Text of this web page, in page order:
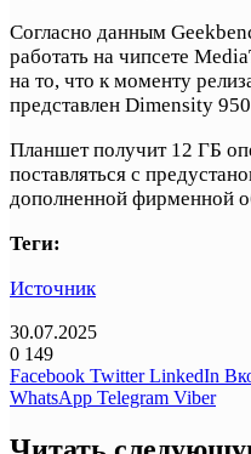
Согласно данным
работать на чипсете
на то, что к моменту
представлен Dimensity
Планшет получит 12 ГБ
поставляться с
дополненной фирменной
Теги:
Источник
30.07.2025
0 149
Facebook Twitter LinkedIn
WhatsApp Telegram Viber